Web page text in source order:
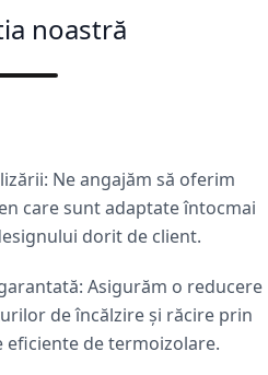
noastră
Ne angajăm să oferim
care sunt adaptate întocmai
dorit de client.
Asigurăm o reducere
de încălzire și răcire prin
de termoizolare.